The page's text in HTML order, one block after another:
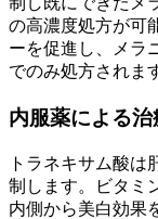
の高濃度処方が可
ーを促進し、メラ
でのみ処方されま
内服薬による治
トラネキサム酸は
制します。ビタミ
内側から美白効果